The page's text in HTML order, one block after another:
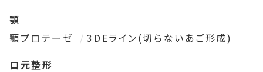
顎
顎プロテーゼ
3DEライン(切らないあご形成)
口元整形